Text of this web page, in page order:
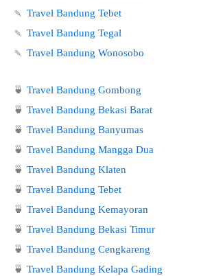
🍡 Travel Bandung Tebet
🍡 Travel Bandung Tegal
🍡 Travel Bandung Wonosobo
🍵 Travel Bandung Gombong
🍵 Travel Bandung Bekasi Barat
🍵 Travel Bandung Banyumas
🍵 Travel Bandung Mangga Dua
🍵 Travel Bandung Klaten
🍵 Travel Bandung Tebet
🍵 Travel Bandung Kemayoran
🍵 Travel Bandung Bekasi Timur
🍵 Travel Bandung Cengkareng
🍵 Travel Bandung Kelapa Gading